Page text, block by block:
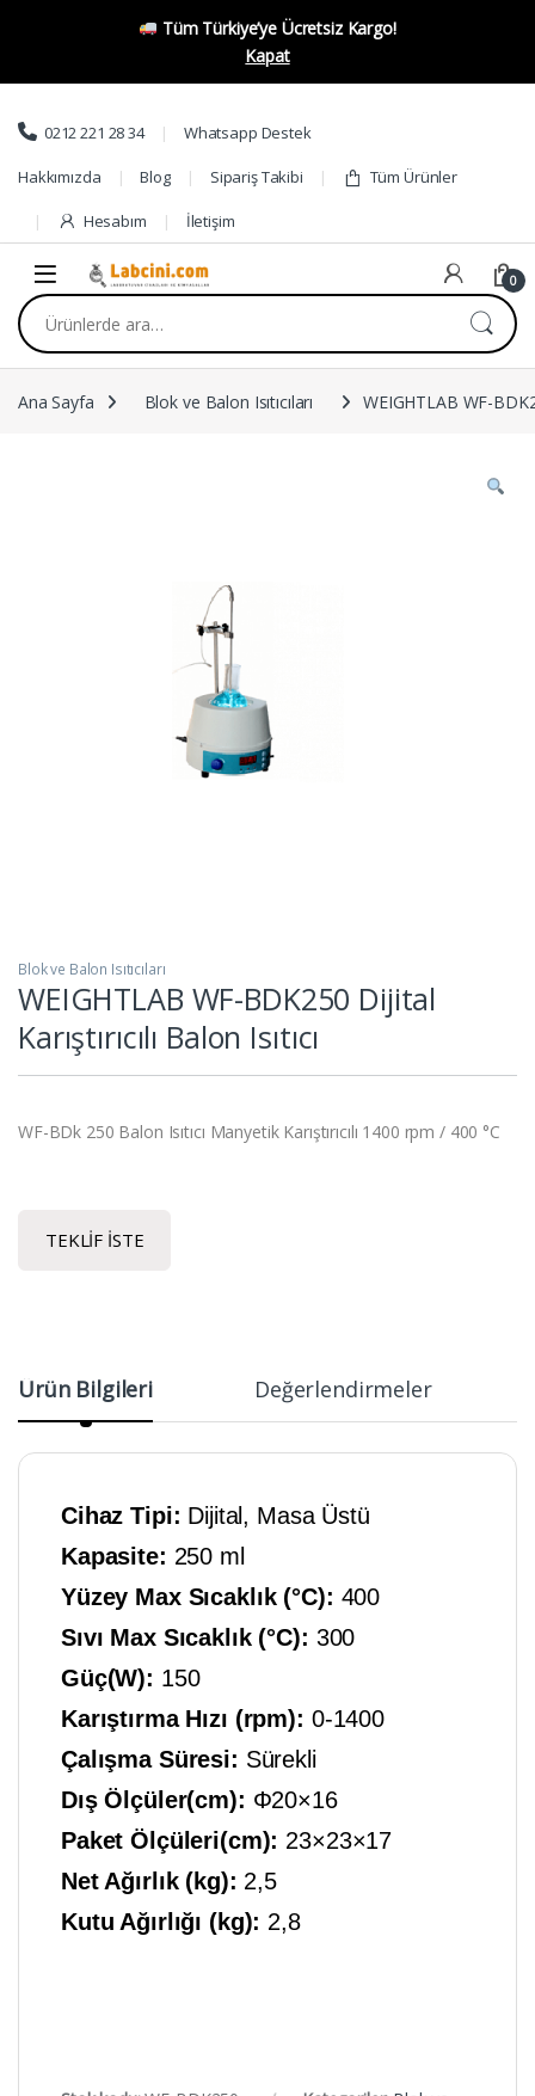
Tüm Türkiye’ye Ücretsiz Kargo!
Kapat
Skip to navigation
Skip to content
0212 221 28 34 Whatsapp Destek
Hakkımızda Blog Sipariş Takibi Tüm Ürünler
Hesabım İletişim
0
Ara:
Ana Sayfa Blok ve Balon Isıtıcıları WEIGHTLAB WF-
Blok ve Balon Isıtıcıları
WEIGHTLAB WF-BDK250 Dijital
Karıştırıcılı Balon Isıtıcı
WF-BDk 250 Balon Isıtıcı Manyetik Karıştırıcılı 1400 rpm / 400 °C
TEKLIF İSTE
Ürün Bilgileri Değerlendirmeler
Cihaz Tipi: Dijital, Masa Üstü
Kapasite: 250 ml
Yüzey Max Sıcaklık (°C): 400
Sıvı Max Sıcaklık (°C): 300
Güç(W): 150
Karıştırma Hızı (rpm): 0-1400
Çalışma Süresi: Sürekli
Dış Ölçüler(cm): Φ20×16
Paket Ölçüleri(cm): 23×23×17
Net Ağırlık (kg): 2,5
Kutu Ağırlığı (kg): 2,8